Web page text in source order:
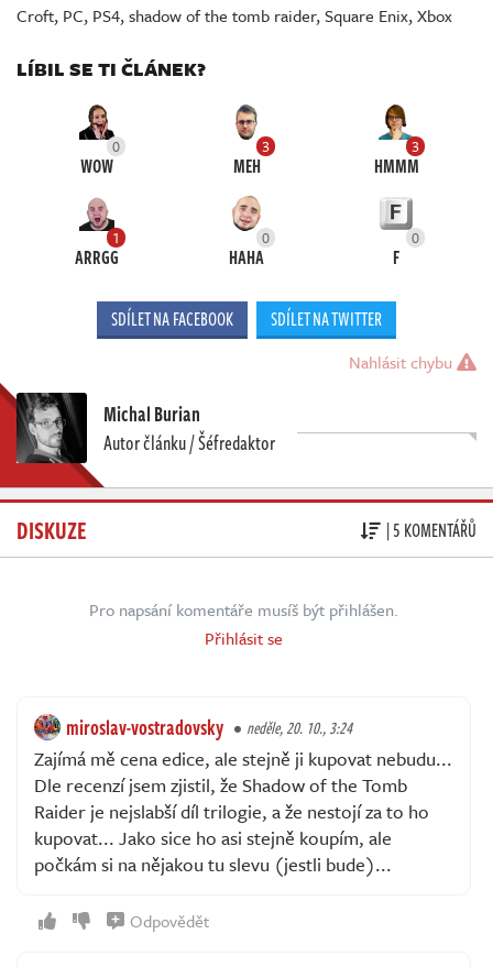
Croft, PC, PS4,shadow of the tomb raider,Square Enix,Xbox
LÍBIL SE TI ČLÁNEK?
0
WOW
3
MEH
3
HMMM
1
ARRGG
0
HAHA
0
F
SDÍLET NA FACEBOOK SDÍLET NA TWITTER
Nahlásit chybu
Michal Burian
Autor článku / Šéfredaktor
DISKUZE | 5 KOMENTÁŘŮ
Pro napsání komentáře musíš být přihlášen.
Přihlásit se
miroslav-vostradovsky neděle, 20. 10., 3:24
Zajímá mě cena edice, ale stejně ji kupovat nebudu...
Dle recenzí jsem zjistil, že Shadow of the Tomb
Raider je nejslabší díl trilogie, a že nestojí za to ho
kupovat... Jako sice ho asi stejně koupím, ale
počkám si na nějakou tu slevu (jestli bude)...
Odpovědět